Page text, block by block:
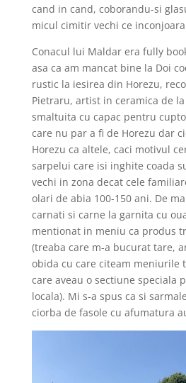
cand in cand, coborandu-si
micul cimitir vechi ce
Conacul lui Maldar era fully
asa ca am mancat bine la Doi
rustic la iesirea din Horezu,
Pietraru, artist in ceramica de
smaltuita cu capac pentru
care nu par a fi de Horezu dar
Horezu ca altele, caci motivul
sarpelui care isi inghite coada
vechi in zona decat cele
olari de abia 100-150 ani. De
carnati si carne la garnita cu
mentionat in meniu ca produs
(treaba care m-a bucurat tare,
obida cu care citeam meniurile
care aveau o sectiune speciala
locala). Mi s-a spus ca si
ciorba de fasole cu afumatura